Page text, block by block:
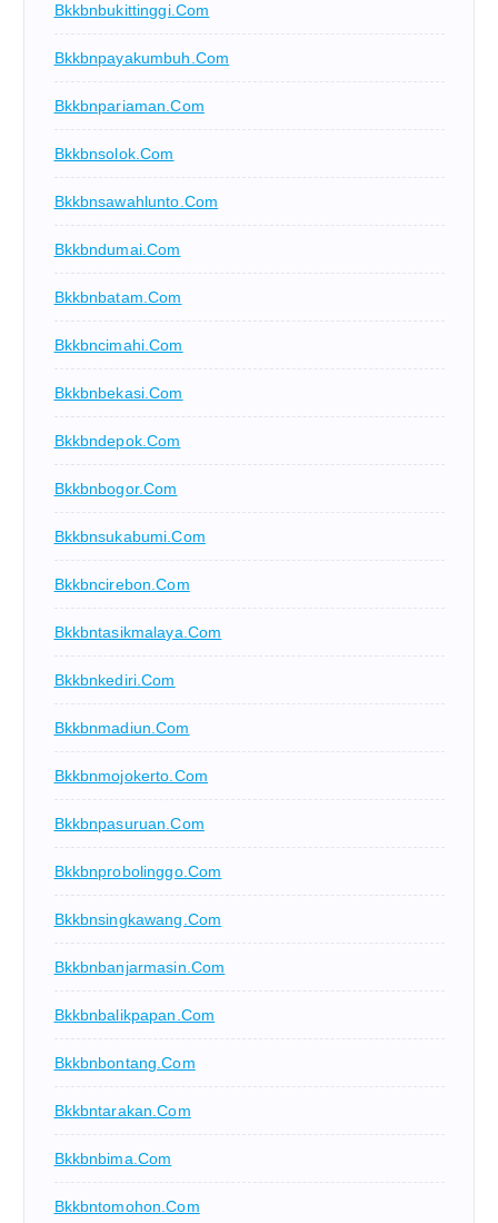
Bkkbnbukittinggi.com
Bkkbnpayakumbuh.com
Bkkbnpariaman.com
Bkkbnsolok.com
Bkkbnsawahlunto.com
Bkkbndumai.com
Bkkbnbatam.com
Bkkbncimahi.com
Bkkbnbekasi.com
Bkkbndepok.com
Bkkbnbogor.com
Bkkbnsukabumi.com
Bkkbncirebon.com
Bkkbntasikmalaya.com
Bkkbnkediri.com
Bkkbnmadiun.com
Bkkbnmojokerto.com
Bkkbnpasuruan.com
Bkkbnprobolinggo.com
Bkkbnsingkawang.com
Bkkbnbanjarmasin.com
Bkkbnbalikpapan.com
Bkkbnbontang.com
Bkkbntarakan.com
Bkkbnbima.com
Bkkbntomohon.com